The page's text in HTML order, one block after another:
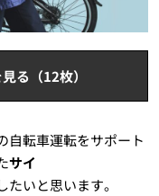
る（12枚）
自転車運転をサポート
サイ
いと思います。